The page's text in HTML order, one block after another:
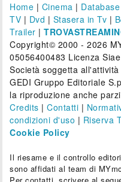
Home | Cinema | Database
TV | Dvd | Stasera in Tv |
Trailer |
Copyright© 2000 - 2026
05056400483 Licenza
Società soggetta
GEDI Gruppo Editoriale
la riproduzione anche
Credits |Contatti |
condizioni d'uso | Riserva
Cookie Policy
Il riesame e il controllo
sono affidati al team di